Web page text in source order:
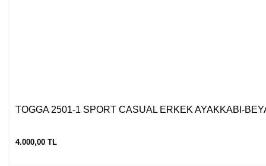
TOGGA 2501-1 SPORT CASUAL ERKEK AYAKKABI-
4.000,00 TL